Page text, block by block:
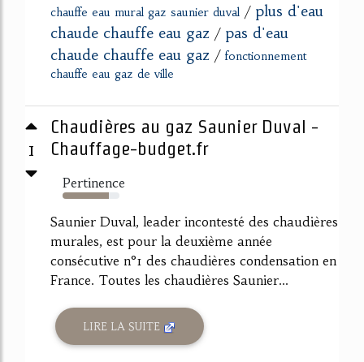
chauffe eau mural gaz saunier duval / plus d'eau
chaude chauffe eau gaz / pas d'eau
chaude chauffe eau gaz / fonctionnement
chauffe eau gaz de ville
1
Chaudières au gaz Saunier Duval -
Chauffage-budget.fr
Pertinence
82%
Saunier Duval, leader incontesté des chaudières
murales, est pour la deuxième année
consécutive n°1 des chaudières condensation en
France. Toutes les chaudières Saunier...
LIRE LA SUITE